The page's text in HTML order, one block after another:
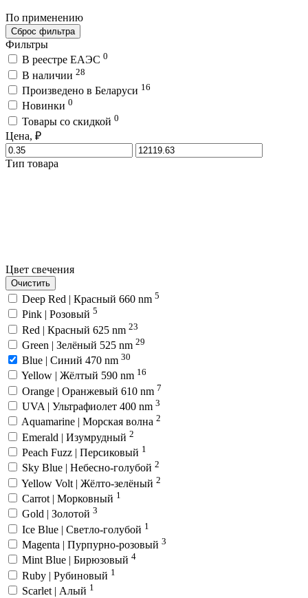
По применению
Сброс фильтра
Фильтры
В реестре ЕАЭС 0
В наличии 28
Произведено в Беларуси 16
Новинки 0
Товары со скидкой 0
Цена, ₽
Тип товара
Цвет свечения
Очистить
Deep Red | Красный 660 nm 5
Pink | Розовый 5
Red | Красный 625 nm 23
Green | Зелёный 525 nm 29
Blue | Синий 470 nm 30
Yellow | Жёлтый 590 nm 16
Orange | Оранжевый 610 nm 7
UVA | Ультрафиолет 400 nm 3
Aquamarine | Морская волна 2
Emerald | Изумрудный 2
Peach Fuzz | Персиковый 1
Sky Blue | Небесно-голубой 2
Yellow Volt | Жёлто-зелёный 2
Carrot | Морковный 1
Gold | Золотой 3
Ice Blue | Светло-голубой 1
Magenta | Пурпурно-розовый 3
Mint Blue | Бирюзовый 4
Ruby | Рубиновый 1
Scarlet | Алый 1